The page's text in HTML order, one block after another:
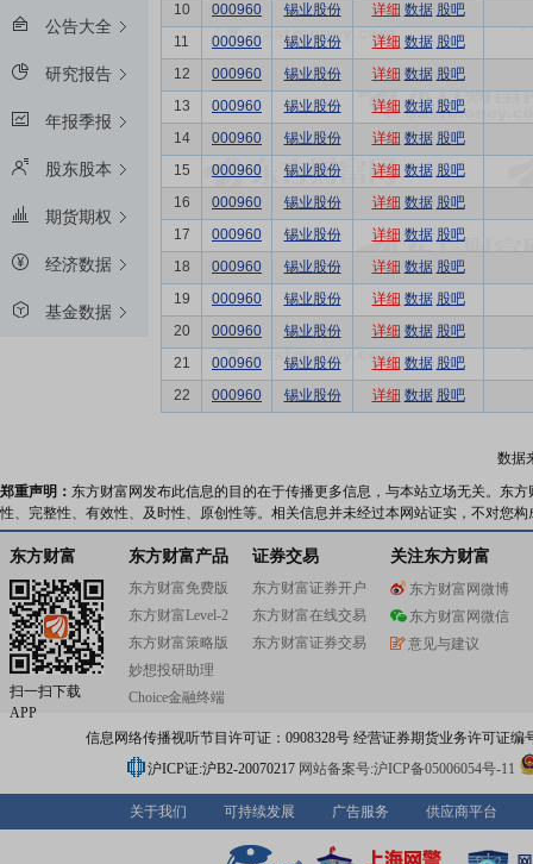
公告大全
研究报告
年报季报
股东股本
期货期权
经济数据
基金数据
10
000960 锡业股份 详细 数据 股吧
11
000960 锡业股份 详细 数据 股吧
12
000960 锡业股份 详细 数据 股吧
13
000960 锡业股份 详细 数据 股吧
14
000960 锡业股份 详细 数据 股吧
15
000960 锡业股份 详细 数据 股吧
16
000960 锡业股份 详细 数据 股吧
17
000960 锡业股份 详细 数据 股吧
18
000960 锡业股份 详细 数据 股吧
19
000960 锡业股份 详细 数据 股吧
20
000960 锡业股份 详细 数据 股吧
21
000960 锡业股份 详细 数据 股吧
22
000960 锡业股份 详细 数据 股吧
数据
郑重声明： 东方财富网发布此信息的目的在于传播更多信息，与本站立场无关。东
性、完整性、有效性、及时性、原创性等。相关信息并未经过本网站证实，不对您
东方财富
扫一扫下载
APP
东方财富产品
东方财富免费版
东方财富Level-2
东方财富策略版
妙想投研助理
Choice金融终端
证券交易
东方财富证券开户
东方财富在线交易
东方财富证券交易
关注东方财富
东方财富网微博
东方财富网微信
意见与建议
信息网络传播视听节目许可证：0908328号 经营证券期货业务许可证编
沪ICP证:沪B2-20070217 网站备案号:沪ICP备05006054号-11
关于我们 可持续发展 广告服务 供应商平台